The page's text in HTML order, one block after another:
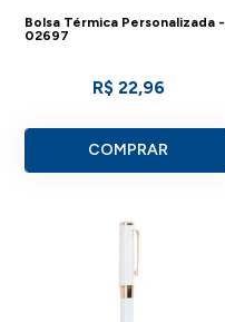
Bolsa Térmica Personalizada -
02697
R$ 22,96
COMPRAR